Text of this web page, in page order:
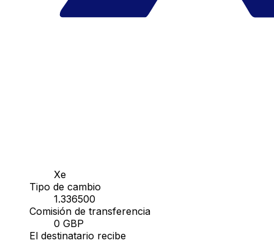
Xe
Tipo de cambio
1.336500
Comisión de transferencia
0 GBP
El destinatario recibe